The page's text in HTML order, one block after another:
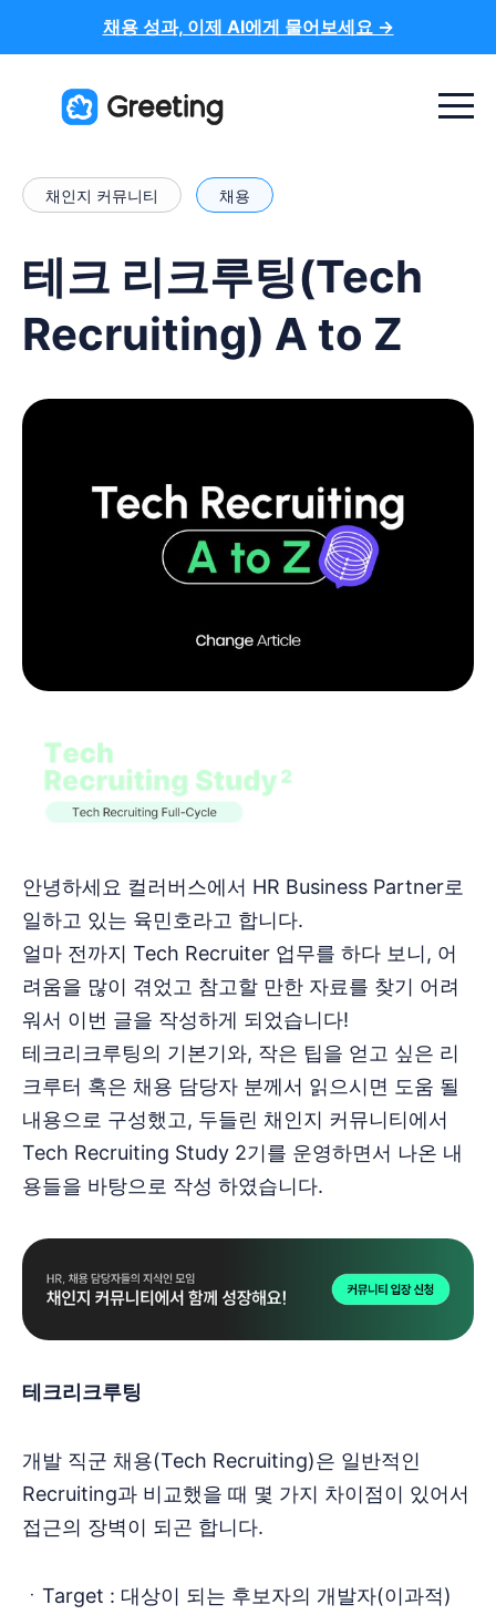
채용 성과, 이제 AI에게 물어보세요 →
Menu
채인지 커뮤니티 채용
테크 리크루팅(Tech
Recruiting) A to Z
안녕하세요 컬러버스에서 HR Business Partner로
일하고 있는 육민호라고 합니다.
얼마 전까지 Tech Recruiter 업무를 하다 보니, 어
려움을 많이 겪었고 참고할 만한 자료를 찾기 어려
워서 이번 글을 작성하게 되었습니다!
테크리크루팅의 기본기와, 작은 팁을 얻고 싶은 리
크루터 혹은 채용 담당자 분께서 읽으시면 도움 될
내용으로 구성했고, 두들린 채인지 커뮤니티에서
Tech Recruiting Study 2기를 운영하면서 나온 내
용들을 바탕으로 작성 하였습니다.
테크리크루팅
개발 직군 채용(Tech Recruiting)은 일반적인
Recruiting과 비교했을 때 몇 가지 차이점이 있어서
접근의 장벽이 되곤 합니다.
ㆍTarget : 대상이 되는 후보자의 개발자(이과적)